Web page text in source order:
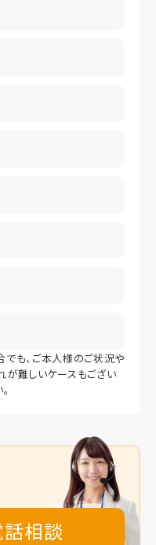
でも、ご本人様のご状況や
が難しいケースもござい
相談